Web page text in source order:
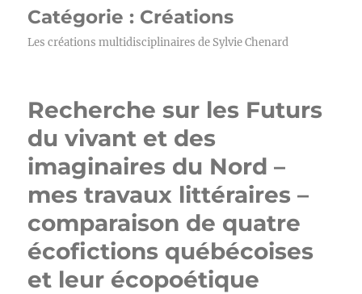
Catégorie : Créations
Les créations multidisciplinaires de Sylvie Chenard
Recherche sur les Futurs
du vivant et des
imaginaires du Nord –
mes travaux littéraires –
comparaison de quatre
écofictions québécoises
et leur écopoétique